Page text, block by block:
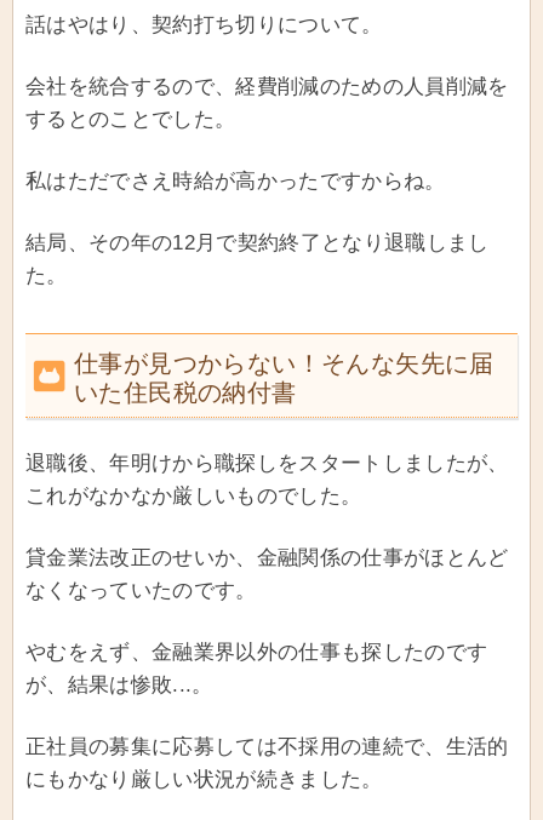
話はやはり、契約打ち切りについて。
会社を統合するので、経費削減のための人員削減を
するとのことでした。
私はただでさえ時給が高かったですからね。
結局、その年の12月で契約終了となり退職しまし
た。
仕事が見つからない！そんな矢先に届
いた住民税の納付書
退職後、年明けから職探しをスタートしましたが、
これがなかなか厳しいものでした。
貸金業法改正のせいか、金融関係の仕事がほとんど
なくなっていたのです。
やむをえず、金融業界以外の仕事も探したのです
が、結果は惨敗...。
正社員の募集に応募しては不採用の連続で、生活的
にもかなり厳しい状況が続きました。